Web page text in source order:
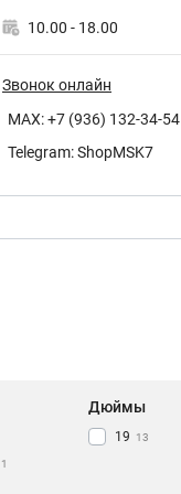
10.00 - 18.00
Звонок онлайн
MAX: +7 (936) 132-34-54
Telegram: ShopMSK7
1
Дюймы
19 13